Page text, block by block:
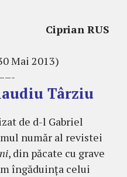
Ciprian RUS
Mai 2013)
Târziu
de d-l Gabriel
număr al revistei
, din păcate cu grave
îngăduinţa celui